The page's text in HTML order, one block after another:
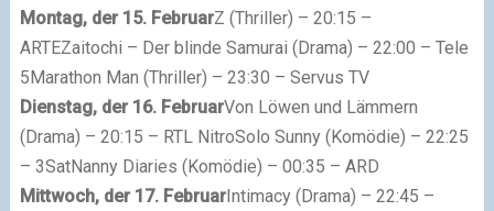
Montag, der 15. FebruarZ (Thriller) – 20:15 –
ARTEZaitochi – Der blinde Samurai (Drama) – 22:00 – Tele
5Marathon Man (Thriller) – 23:30 – Servus TV
Dienstag, der 16. FebruarVon Löwen und Lämmern
(Drama) – 20:15 – RTL NitroSolo Sunny (Komödie) – 22:25
– 3SatNanny Diaries (Komödie) – 00:35 – ARD
Mittwoch, der 17. FebruarIntimacy (Drama) – 22:45 –